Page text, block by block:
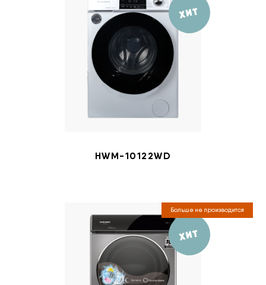
HWM-10122WD
ХИТ
Больше не производится
ХИТ